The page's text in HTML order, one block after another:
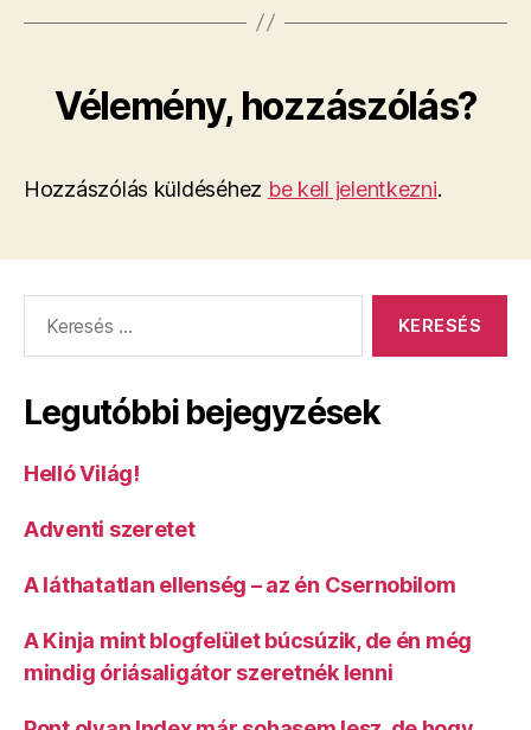
Vélemény, hozzászólás?
Hozzászólás küldéséhez be kell jelentkezni.
Legutóbbi bejegyzések
Helló Világ!
Adventi szeretet
A láthatatlan ellenség – az én Csernobilom
A Kinja mint blogfelület búcsúzik, de én még
mindig óriásaligátor szeretnék lenni